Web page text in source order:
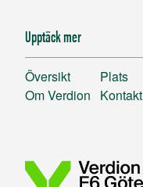
Upptäck mer
Översikt Plats
Om Verdion
Kontakt